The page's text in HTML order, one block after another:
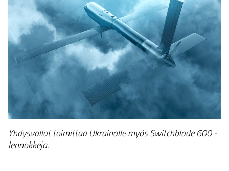
Yhdysvallat toimittaa Ukrainalle myös Switchblade 600 -
lennokkeja.